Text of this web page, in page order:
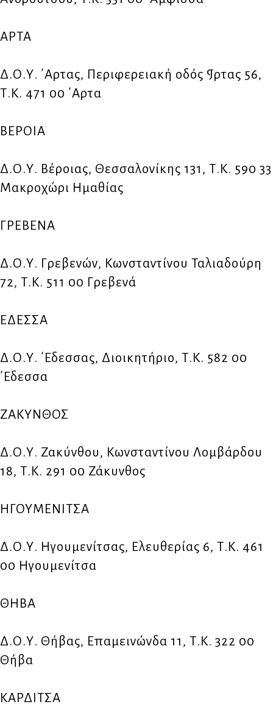
ΑΡΤΑ
Δ.Ο.Υ. ΄Αρτας, Περιφερειακή οδός ¶ρτας 56,
Τ.Κ. 471 00 ΄Αρτα
ΒΕΡΟΙΑ
Δ.Ο.Υ. Βέροιας, Θεσσαλονίκης 131, Τ.Κ. 590 33
Μακροχώρι Ημαθίας
ΓΡΕΒΕΝΑ
Δ.Ο.Υ. Γρεβενών, Κωνσταντίνου Ταλιαδούρη
72, Τ.Κ. 511 00 Γρεβενά
ΕΔΕΣΣΑ
Δ.Ο.Υ. ΄Εδεσσας, Διοικητήριο, Τ.Κ. 582 00
΄Εδεσσα
ΖΑΚΥΝΘΟΣ
Δ.Ο.Υ. Ζακύνθου, Κωνσταντίνου Λομβάρδου
18, Τ.Κ. 291 00 Ζάκυνθος
ΗΓΟΥΜΕΝΙΤΣΑ
Δ.Ο.Υ. Ηγουμενίτσας, Ελευθερίας 6, Τ.Κ. 461
00 Ηγουμενίτσα
ΘΗΒΑ
Δ.Ο.Υ. Θήβας, Επαμεινώνδα 11, Τ.Κ. 322 00
Θήβα
ΚΑΡΔΙΤΣΑ